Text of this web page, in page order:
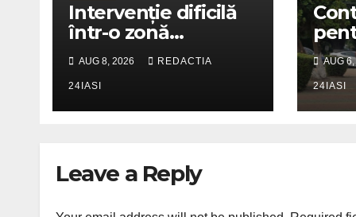
Intervenție dificilă
într-o zonă
împădurită.
Conducătorul unui
tractor răsturnat,
salvat prin efortul
intervenție
AUG 8, 2026 REDACTIA
24IASI
de
AUG
24IASI
Leave a Reply